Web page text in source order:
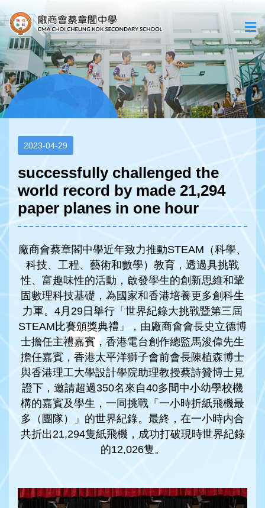
2023-04-29
successfully challenged the
world record by made 21,294
paper planes in one hour
廠商會蔡章閣中學近年致力推動STEAM（科學、
科技、工程、藝術和數學）教育，透過具挑戰
性、富趣味性的活動，啟發學生的創新思維和鞏
固數理科技基礎，為國家和香港培養更多創科生
力軍。4月29日舉行「世界紀錄大挑戰暨第三屆
STEAM比賽頒獎典禮」，由廠商會會長史立德博
士擔任主禮嘉賓，香港電台創作總監馬浚偉先生
擔任嘉賓，香港太平洋獅子會前會長陳植森博士
與香港理工大學設計學院助理教授蔡詩贊博士見
證下，邀請超過350名來自40多間中小幼學校機
構的嘉賓及學生，一同挑戰「一小時折紙飛機最
多（團隊）」的世界紀錄。最終，在一小時内合
共折出21,294隻紙飛機，成功打破現時世界紀錄
的12,026隻。